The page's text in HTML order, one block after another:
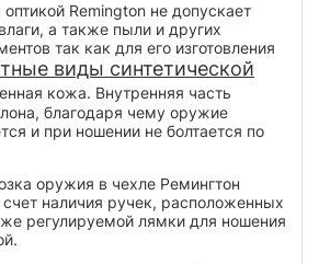
Remington не допускает
а также пыли и других
так как для его изготовления
виды синтетической
кожа. Внутренняя часть
благодаря чему оружие
и при ношении не болтается по
оружия в чехле Ремингтон
счет наличия ручек, расположенных
регулируемой лямки для ношения